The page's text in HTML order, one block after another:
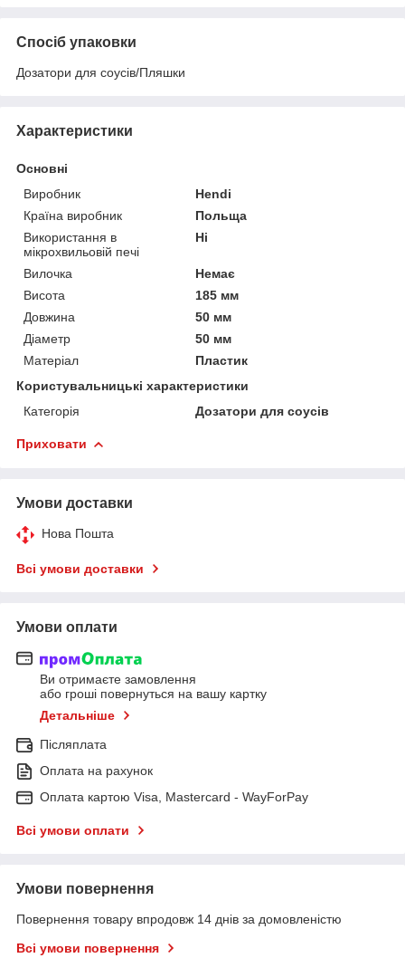
Спосіб упаковки
Дозатори для соусів/Пляшки
Характеристики
Основні
Виробник
Hendi
Країна виробник
Польща
Використання в
мікрохвильовій печі
Ні
Вилочка
Немає
Висота
185 мм
Довжина
50 мм
Діаметр
50 мм
Матеріал
Пластик
Користувальницькі характеристики
Категорія
Дозатори для соусів
Приховати
Умови доставки
Нова Пошта
Всі умови доставки
Умови оплати
Ви отримаєте замовлення
або гроші повернуться на вашу картку
Детальніше
Післяплата
Оплата на рахунок
Оплата картою Visa, Mastercard - WayForPay
Всі умови оплати
Умови повернення
Повернення товару впродовж 14 днів за домовленістю
Всі умови повернення